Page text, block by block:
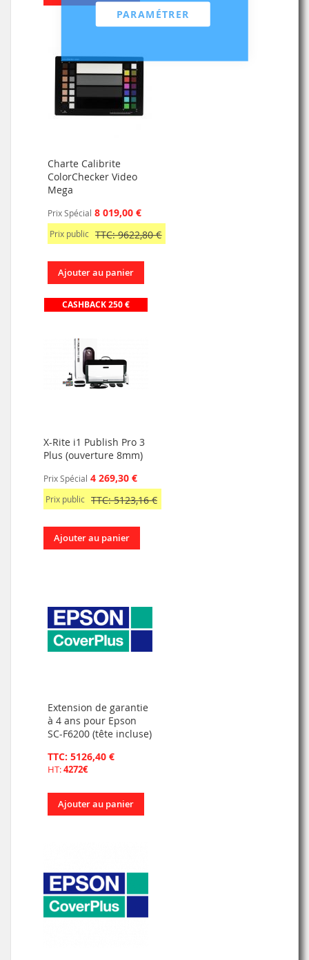
PARAMÉTRER
Charte Calibrite
ColorChecker Video
Mega
Prix Spécial 8 019,00 €
Prix public TTC: 9622,80 €
Ajouter au panier
CASHBACK 250 €
X-Rite i1 Publish Pro 3
Plus (ouverture 8mm)
Prix Spécial 4 269,30 €
Prix public TTC: 5123,16 €
Ajouter au panier
Extension de garantie
à 4 ans pour Epson
SC-F6200 (tête incluse)
TTC: 5126,40 €
HT:4272€
Ajouter au panier